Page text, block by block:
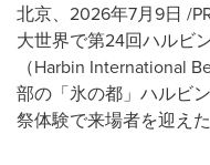
北京、2026年7月9日 /
大世界で第24回ハルビ
（Harbin International
部の「氷の都」ハルビ
祭体験で来場者を迎え